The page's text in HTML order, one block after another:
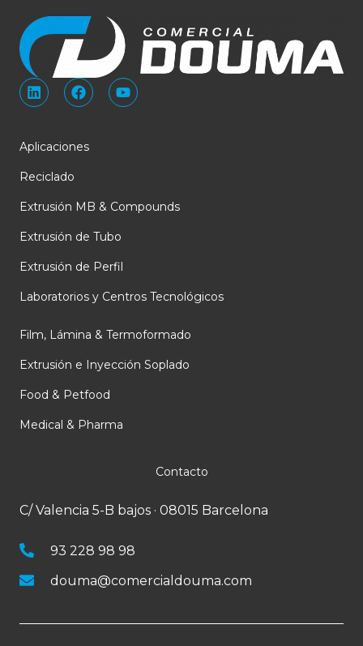
L
i
e
i
n
F
a
b
Y
o
Aplicaciones
Reciclado
Extrusión MB & Compounds
Extrusión de Tubo
Extrusión de Perfil
Laboratorios y Centros Tecnológicos
Film, Lámina & Termoformado
Extrusión e Inyección Soplado
Food & Petfood
Medical & Pharma
Contacto
C/ Valencia 5-B bajos · 08015 Barcelona
93 228 98 98
douma@comercialdouma.com